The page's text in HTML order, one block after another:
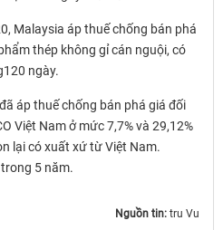
Malaysia áp thuế chống bán phá
thép không gỉ cán nguội, có
ngày.
áp thuế chống bán phá giá đối
Việt Nam ở mức 7,7% và 29,12%
lại có xuất xứ từ Việt Nam.
5 năm.
Nguồn tin: tru Vu